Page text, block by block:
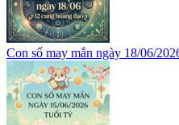
Con số may mắn ngày 18/06/